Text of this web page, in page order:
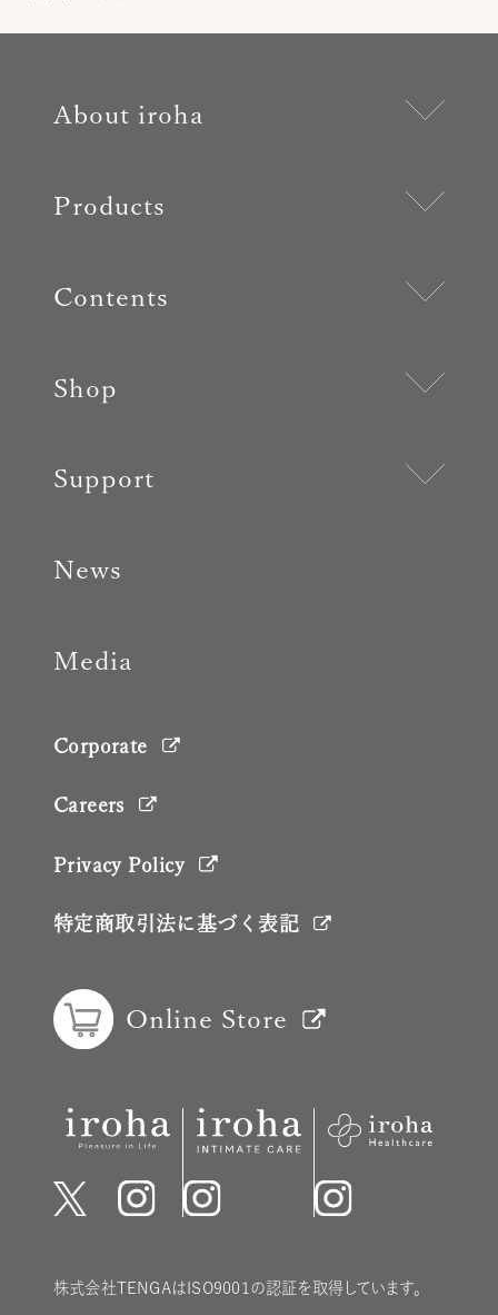
About iroha
Products
Contents
Shop
Support
News
Media
Online Store
株式会社TENGAはISO9001の認証を取得しています。
Corporate
Careers
Privacy Policy
特定商取引法に基づく表記